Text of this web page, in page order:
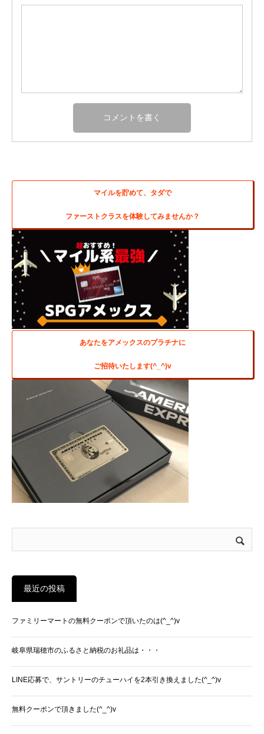
マイルを貯めて、タダで
ファーストクラスを体験してみませんか？
あなたをアメックスのプラチナに
ご招待いたします(^_^)v
最近の投稿
ファミリーマートの無料クーポンで頂いたのは(^_^)v
岐阜県瑞穂市のふるさと納税のお礼品は・・・
LINE応募で、サントリーのチューハイを2本引き換えました(^_^)v
無料クーポンで頂きました(^_^)v